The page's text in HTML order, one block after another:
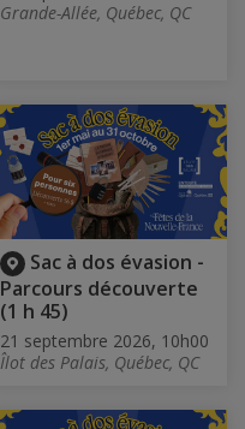
Grande-Allée, Québec, QC
Sac à dos évasion -
Parcours découverte
(1 h 45)
21 septembre 2026, 10h00
Îlot des Palais, Québec, QC